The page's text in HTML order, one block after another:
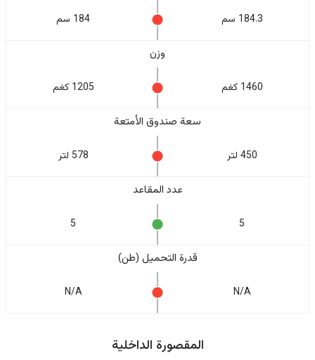
184.3 سم 184 سم
وزن
1460 كغم 1205 كغم
سعة صندوق الأمتعة
450 لتر 578 لتر
عدد المقاعد
5
5
قدرة التحميل (طن)
N/A
N/A
المقصورة الداخلية